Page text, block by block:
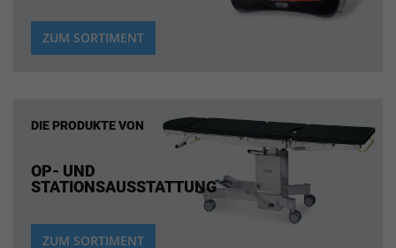
ZUM SORTIMENT
DIE PRODUKTE VON
OP- UND
STATIONSAUSSTATTUNG
ZUM SORTIMENT